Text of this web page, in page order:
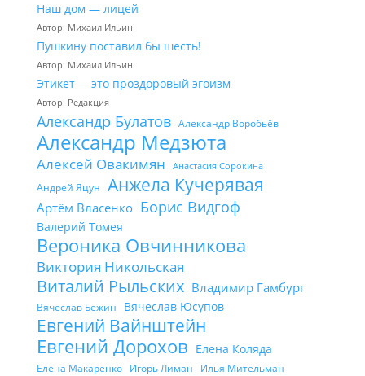
Наш дом — лицей
Автор: Михаил Ильин
Пушкину поставил бы шесть!
Автор: Михаил Ильин
Этикет — это проздоровый эгоизм
Автор: Редакция
Александр Булатов Александр Воробьёв
Александр Медзюта
Алексей Овакимян Анастасия Сорокина
Андрей Яцун Анжела Кучерявая
Артём Власенко Борис Видгоф
Валерий Томея
Вероника Овчинникова
Виктория Никольская
Виталий Рыльских Владимир Гамбург
Вячеслав Бежин Вячеслав Юсупов
Евгений Вайнштейн
Евгений Дорохов Елена Коляда
Елена Макаренко Игорь Лиман
Илья Мительман